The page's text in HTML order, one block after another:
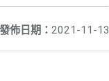
發佈日期： 2021-11-13